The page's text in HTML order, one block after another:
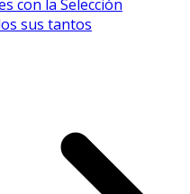
con la Selección
sus tantos